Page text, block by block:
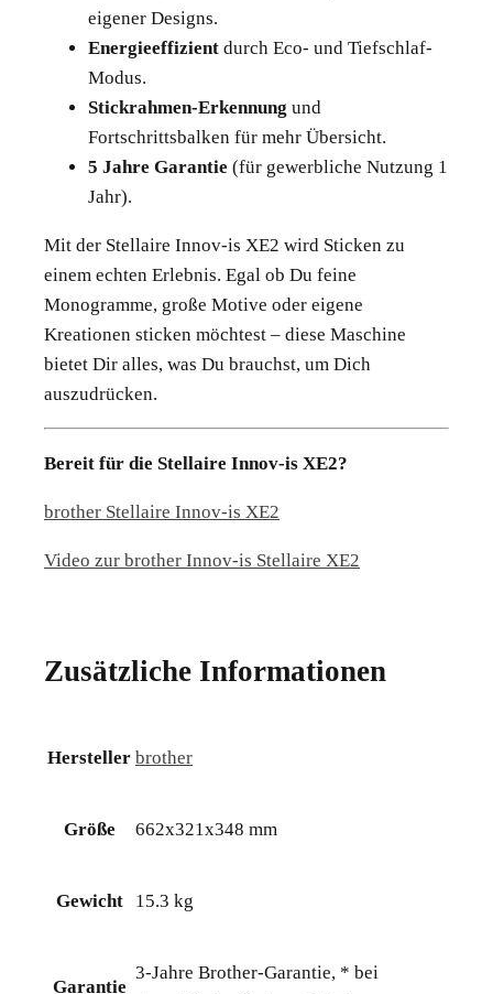
eigener Designs.
Energieeffizient durch Eco- und Tiefschlaf-
Modus.
Stickrahmen-Erkennung und
Fortschrittsbalken für mehr Übersicht.
5 Jahre Garantie (für gewerbliche Nutzung 1
Jahr).
Mit der Stellaire Innov-is XE2 wird Sticken zu
einem echten Erlebnis. Egal ob Du feine
Monogramme, große Motive oder eigene
Kreationen sticken möchtest – diese Maschine
bietet Dir alles, was Du brauchst, um Dich
auszudrücken.
Bereit für die Stellaire Innov-is XE2?
brother Stellaire Innov-is XE2
Video zur brother Innov-is Stellaire XE2
Zusätzliche Informationen
Hersteller brother
Größe 662x321x348 mm
Gewicht 15.3 kg
Garantie
3-Jahre Brother-Garantie, * bei